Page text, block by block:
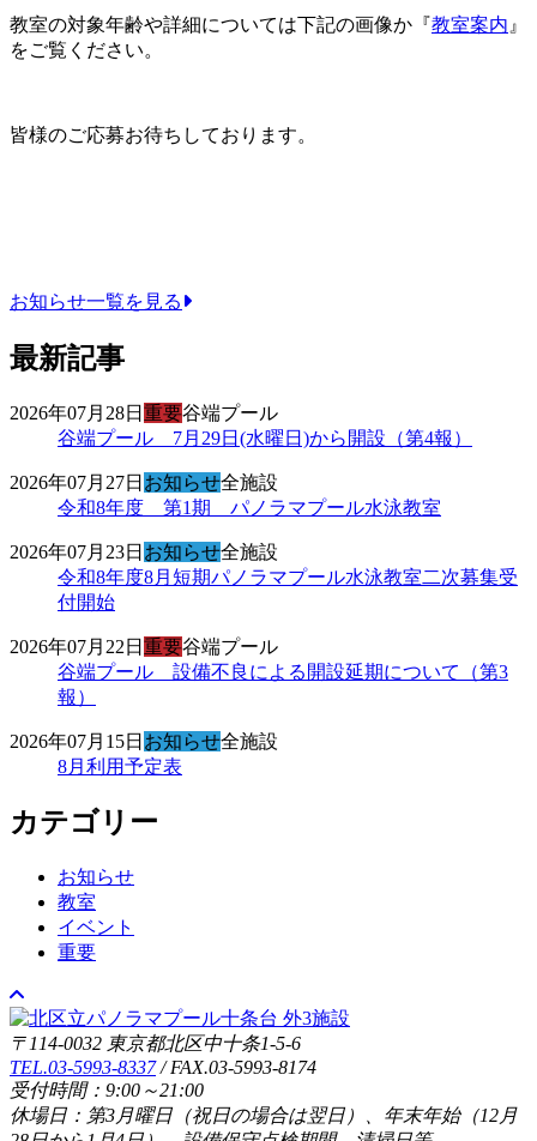
教室の対象年齢や詳細については下記の画像か『教室案内 』
をご覧ください。
皆様のご応募お待ちしております。
お知らせ一覧を見る
最新記事
2026年07月28日 重要谷端プール
谷端プール 7月29日(水曜日)から開設（第4報）
2026年07月27日 お知らせ全施設
令和8年度 第1期 パノラマプール水泳教室
2026年07月23日 お知らせ全施設
令和8年度8月短期パノラマプール水泳教室二次募集受
付開始
2026年07月22日 重要谷端プール
谷端プール 設備不良による開設延期について（第3
報）
2026年07月15日 お知らせ全施設
8月利用予定表
カテゴリー
お知らせ
教室
イベント
重要
〒114-0032 東京都北区中十条1-5-6
TEL.03-5993-8337/ FAX.03-5993-8174
受付時間：9:00～21:00
休場日：第3月曜日（祝日の場合は翌日）、年末年始（12月